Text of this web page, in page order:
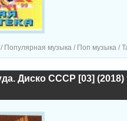
Популярная музыка / Поп музыка /
Диско СССР [03] (2018)